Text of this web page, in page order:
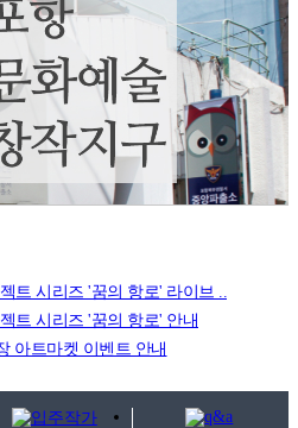
트 시리즈 '꿈의 항로' 라이브 ..
트 시리즈 '꿈의 항로' 안내
아트마켓 이벤트 안내